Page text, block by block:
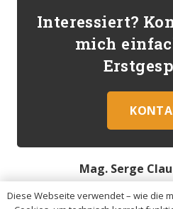
Interessiert?
mich
Mag. Serge
Diese Webseite verwendet – wie die